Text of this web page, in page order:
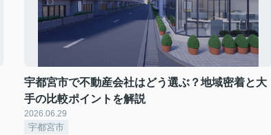
宇都宮市で不動産会社はどう選ぶ？地域密着と大
手の比較ポイントを解説
2026.06.29
宇都宮市